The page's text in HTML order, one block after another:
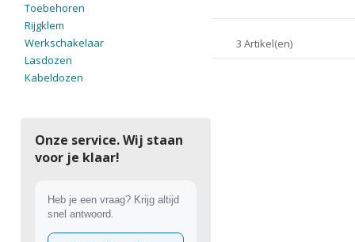
3 Artikel(en)
Toebehoren
Rijgklem
Werkschakelaar
Lasdozen
Kabeldozen
Onze service. Wij staan
voor je klaar!
Heb je een vraag? Krijg altijd
snel antwoord.